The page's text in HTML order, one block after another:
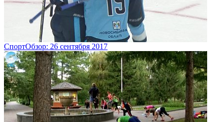
СпортОбзор: 26 сентября 2017